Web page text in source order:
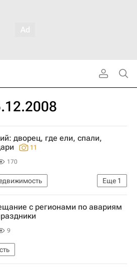
дворец, где ели, спали,
11
170
Еще 1
с регионами по авариям
9